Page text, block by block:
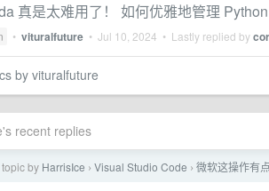
真是太难用了！ 如何优雅地管理 Python
• vituralfuture • Jul 10, 2024 • Lastly replied by
by vituralfuture
recent replies
by HarrisIce › Visual Studio Code › 微软这操作有